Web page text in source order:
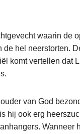
waarin de
hel neerstorten.
komt vertellen dat
van God
hij ook erg
Wanneer